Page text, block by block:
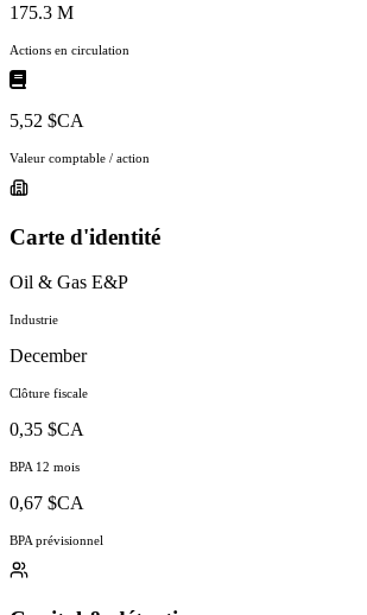
175.3 M
Actions en circulation
5,52 $CA
Valeur comptable / action
Carte d'identité
Oil & Gas E&P
Industrie
December
Clôture fiscale
0,35 $CA
BPA 12 mois
0,67 $CA
BPA prévisionnel